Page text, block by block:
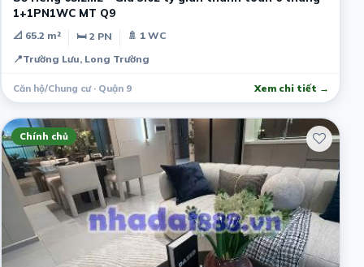
1+1PN1WC MT Q9
📐 65.2 m² 🛏 2 PN
🚿 1 WC
📍Trường Lưu, Long Trường
Căn hộ/Chung cư · Quận 9 Xem chi tiết →
Chính chủ